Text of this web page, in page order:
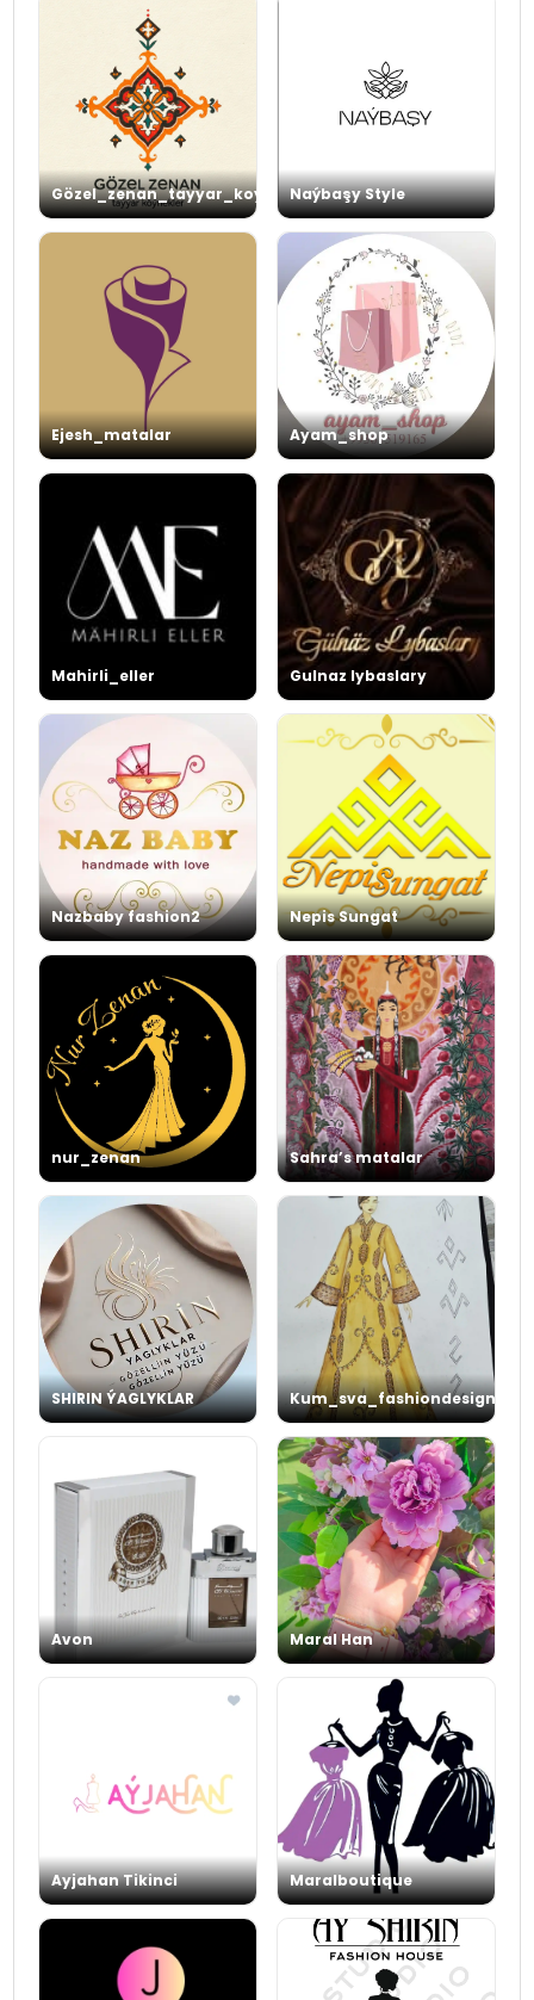
Gözel_zenan_tayyar_koyneklerNaýbaşy Style
Ejesh_matalar Ayam_shop
Mahirli_eller Gulnaz lybaslary
Nazbaby fashion2 Nepis Sungat
nur_zenan Sahra’s matalar
SHIRIN ÝAGLYKLAR Kum_sva_fashiondesigner
Avon Maral Han
Ayjahan Tikinci Maralboutique